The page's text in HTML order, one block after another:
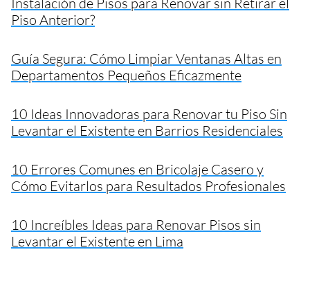
Piso Anterior?
Guía Segura: Cómo Limpiar Ventanas Altas en
Departamentos Pequeños Eficazmente
10 Ideas Innovadoras para Renovar tu Piso Sin
Levantar el Existente en Barrios Residenciales
10 Errores Comunes en Bricolaje Casero y
Cómo Evitarlos para Resultados Profesionales
10 Increíbles Ideas para Renovar Pisos sin
Levantar el Existente en Lima